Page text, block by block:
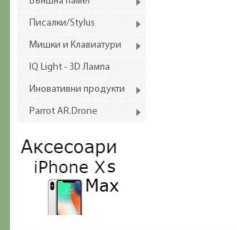
Писалки/Stylus
Мишки и Клавиатури
IQ Light - 3D Лампа
Иновативни продукти
Parrot AR.Drone